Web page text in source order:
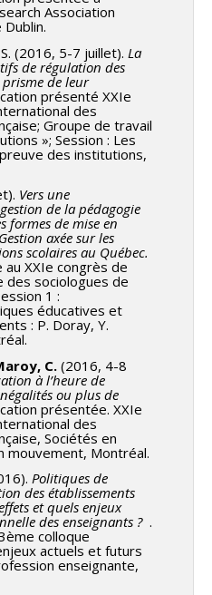
Association
(2016, 5-7 juillet). La
de régulation des
prisme de leur
présenté XXIe
des
Groupe de travail
»; Session : Les
des institutions,
Vers une
de la pédagogie
formes de mise en
axée sur les
scolaires au Québec.
XXIe congrès de
des sociologues de
1 :
éducatives et
: P. Doray, Y.
C. (2016, 4-8
à l’heure de
ou plus de
présentée. XXIe
des
Sociétés en
mouvement, Montréal.
Politiques de
des établissements
et quels enjeux
des enseignants ? .
colloque
actuels et futurs
enseignante,